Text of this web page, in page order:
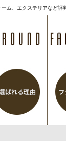
ム、エクステリアなど